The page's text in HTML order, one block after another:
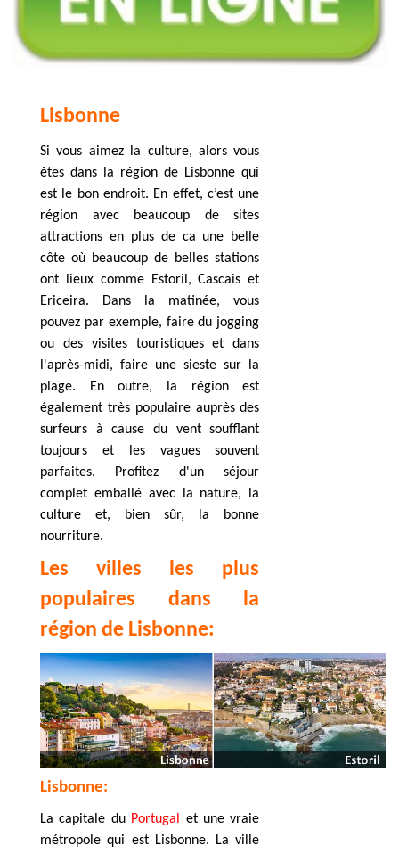
Lisbonne
Si vous aimez la culture, alors vous
êtes dans la région de Lisbonne qui
est le bon endroit. En effet, c’est une
région avec beaucoup de sites
attractions en plus de ca une belle
côte où beaucoup de belles stations
ont lieux comme
Estoril , Cascais et
Ericeira. Dans la matinée, vous
pouvez par exemple, faire du jogging
ou des visites touristiques et dans
l'après-midi, faire une sieste sur la
plage. En outre, la région est
également très populaire auprès des
surfeurs à cause du vent soufflant
toujours et les vagues souvent
parfaites. Profitez d'un séjour
complet emballé avec la nature, la
culture et, bien sûr, la bonne
nourriture.
Les villes les plus
populaires dans la
région de Lisbonne:
Lisbonne:
La capitale du Portugal
et une vraie
métropole qui est Lisbonne. La ville